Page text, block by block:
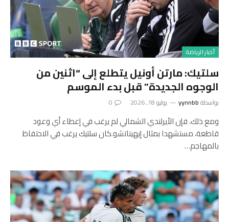
أخبار الرياضة
سلتيك: مارتن أونيل يتطلع إلى “اثنين من
الوجوه الجديدة” قبل بدء الموسم
بواسطةyynnbb يوليو 18, 2026 0
ومع ذلك، فإن الأيرلندي الشمالي لم يرغب في إعطاء أي وعود
قاطعة، مستشهدا بمثال إيهيناتشو.كان سلتيك يرغب في الاحتفاظ
بالمهاجم…